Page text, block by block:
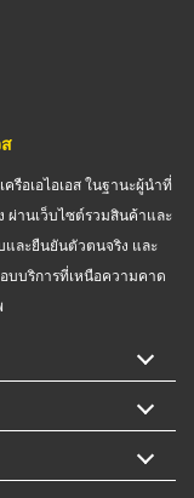
รือเอไอเอส ในฐานะผู้นำที่
านเว็บไซต์รวมสินค้าและ
และยืนยันตัวตนจริง และ
บบริการที่เหนือความคาด